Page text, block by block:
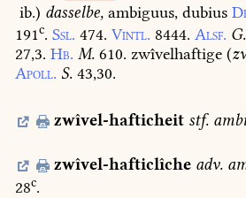
adv.
ib.) dasselbe, ambiguus, dubius
191c. Ssl. 474. Vintl. 8444. Alsf. G.
27,3. Hb. M. 610. zwîvelhaftige (
Apoll. S. 43,30.
zwîvel-hafticheit stf.
zwîvel-hafticlîche adv.
28c.